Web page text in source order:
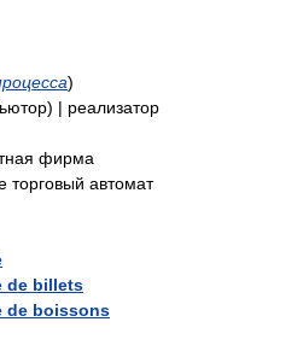
)
| реализатор
фирма
торговый автомат
de billets
de boissons